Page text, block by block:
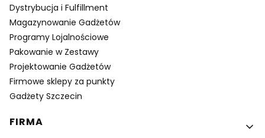
Dystrybucja i Fulfillment
Magazynowanie Gadżetów
Programy Lojalnościowe
Pakowanie w Zestawy
Projektowanie Gadżetów
Firmowe sklepy za punkty
Gadżety Szczecin
FIRMA